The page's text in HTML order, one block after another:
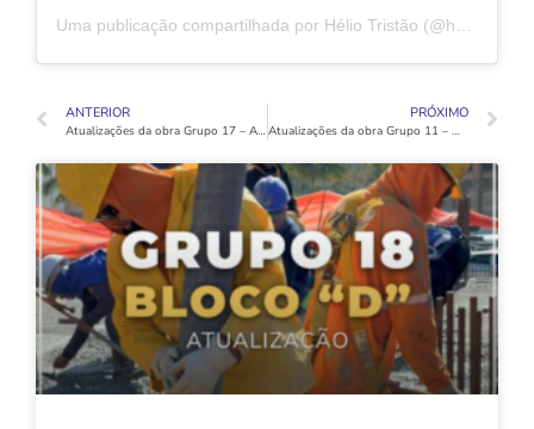
ANTERIOR
Atualizações da obra Grupo 17 – Abril 2023
PRÓXIMO
Atualizações da obra Grupo 11 – Maio 2023